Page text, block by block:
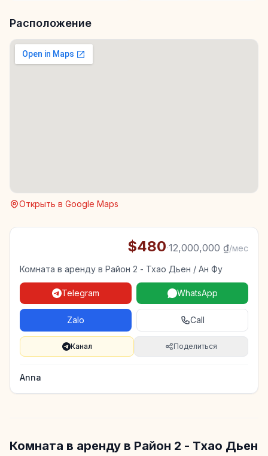
Расположение
Открыть в Google Maps
$480·12,000,000 ₫/мес
Комната в аренду в Район 2 - Тхао Дьен / Ан Фу
Telegram WhatsApp
Zalo Call
Канал Поделиться
Anna
Комната в аренду в Район 2 - Тхао Дьен